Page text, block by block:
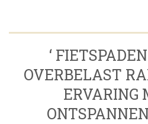
‘
OVERBELAST
ERVARING